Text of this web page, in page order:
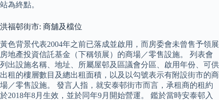
站為終點。
洪福邨街市: 商舖及檔位
黃色背景代表2004年之前已落成並啟用，而房委會未曾售予領展
房地產投資信託基金（下稱領展）的商場／零售設施。 列表會
列出設施名稱、地址、所屬屋邨及區議會分區、啟用年份、可供
出租的樓層數目及總出租面積，以及以勾號表示有附設街市的商
場／零售設施。 發言人指，就安泰邨街市而言，承租商的租約
於2018年8月生效，並於同年9月開始營運。 鑑於當時安泰邨入